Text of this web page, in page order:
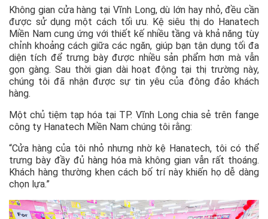
Không gian cửa hàng tại Vĩnh Long, dù lớn hay nhỏ, đều cần
được sử dụng một cách tối ưu. Kệ siêu thị do Hanatech
Miền Nam cung ứng với thiết kế nhiều tầng và khả năng tùy
chỉnh khoảng cách giữa các ngăn, giúp bạn tận dụng tối đa
diện tích để trưng bày được nhiều sản phẩm hơn mà vẫn
gọn gàng. Sau thời gian dài hoạt động tại thị trường này,
chúng tôi đã nhận được sự tin yêu của đông đảo khách
hàng.
Một chủ tiệm tạp hóa tại TP. Vĩnh Long chia sẻ trên fange
công ty Hanatech Miền Nam chúng tôi rằng:
“Cửa hàng của tôi nhỏ nhưng nhờ kệ Hanatech, tôi có thể
trưng bày đầy đủ hàng hóa mà không gian vẫn rất thoáng.
Khách hàng thường khen cách bố trí này khiến họ dễ dàng
chọn lựa.”